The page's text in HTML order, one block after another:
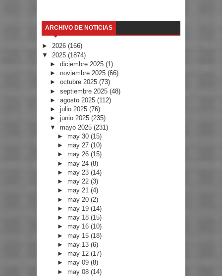
ARCHIVO DE NOTICIAS
► 2026 (166)
▼ 2025 (1874)
► diciembre 2025 (1)
► noviembre 2025 (66)
► octubre 2025 (73)
► septiembre 2025 (48)
► agosto 2025 (112)
► julio 2025 (76)
► junio 2025 (235)
▼ mayo 2025 (231)
► may 30(15)
► may 27(10)
► may 26(15)
► may 24(8)
► may 23(14)
► may 22(3)
► may 21(4)
► may 20(2)
► may 19(14)
► may 18(15)
► may 16(10)
► may 15(18)
► may 13(6)
► may 12(17)
► may 09(8)
► may 08(14)